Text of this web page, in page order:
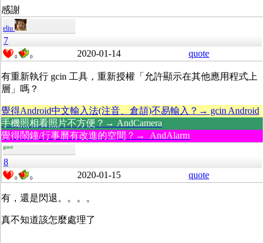
感謝
eliu
7
0 0 2020-01-14 quote
有重新執行 gcin 工具，重新授權「允許顯示在其他應用程式上
層」嗎？
覺得Android中文輸入法(注音、倉頡)不易輸入？→ gcin Android
手機照相看照片不方便？→ AndCamera
覺得鬧鐘/行事曆有改進的空間？→ AndAlarm
guest
8
0 0 2020-01-15 quote
有，還是閃退。。。。
真不知道該怎麼處理了